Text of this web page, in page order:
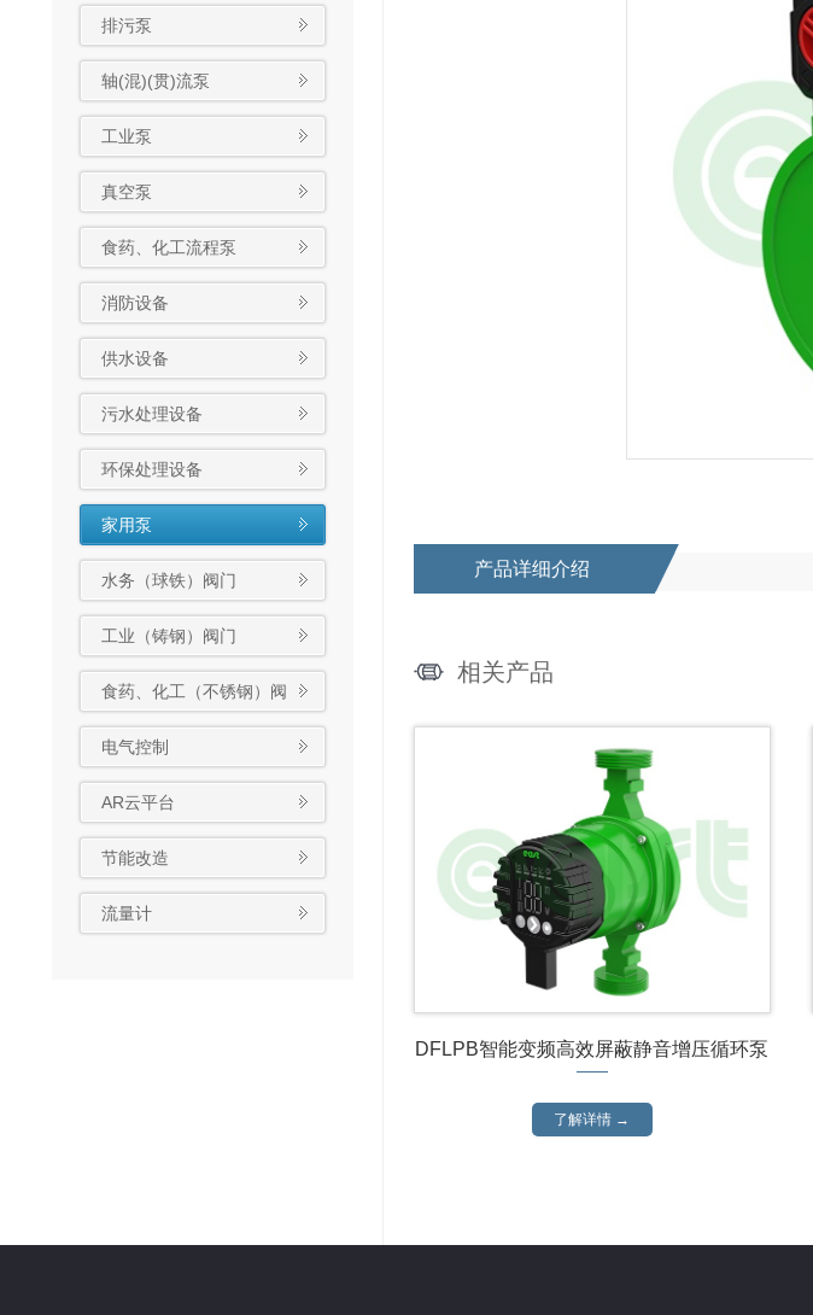
排污泵
轴(混)(贯)流泵
工业泵
真空泵
食药、化工流程泵
消防设备
供水设备
污水处理设备
环保处理设备
家用泵
水务（球铁）阀门
工业（铸钢）阀门
食药、化工（不锈钢）阀
门
电气控制
AR云平台
节能改造
流量计
产品详细介绍
相关产品
DFLPB智能变频高效屏蔽静音增压循环泵
了解详情 →